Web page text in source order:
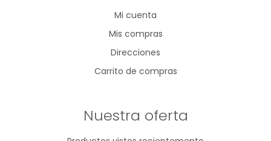
Mi cuenta
Mis compras
Direcciones
Carrito de compras
Nuestra oferta